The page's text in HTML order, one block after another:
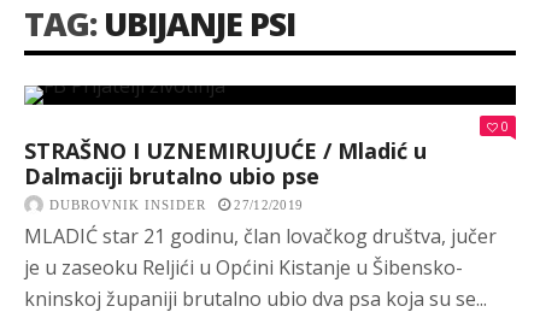
TAG:UBIJANJE PSI
0
STRAŠNO I UZNEMIRUJUĆE / Mladić u
Dalmaciji brutalno ubio pse
DUBROVNIK INSIDER 27/12/2019
MLADIĆ star 21 godinu, član lovačkog društva, jučer
je u zaseoku Reljići u Općini Kistanje u Šibensko-
kninskoj županiji brutalno ubio dva psa koja su se...